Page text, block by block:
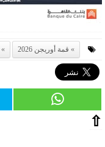
قمة أوريجن 2026
⇧